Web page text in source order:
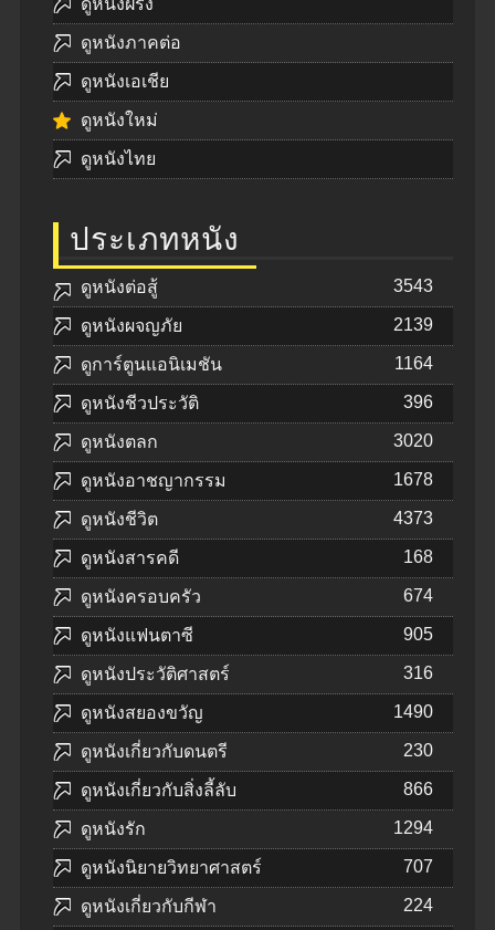
ดูหนังฝรั่ง
ดูหนังภาคต่อ
ดูหนังเอเชีย
ดูหนังใหม่
ดูหนังไทย
ประเภทหนัง
ดูหนังต่อสู้ 3543
ดูหนังผจญภัย 2139
ดูการ์ตูนแอนิเมชัน 1164
ดูหนังชีวประวัติ 396
ดูหนังตลก 3020
ดูหนังอาชญากรรม 1678
ดูหนังชีวิต 4373
ดูหนังสารคดี 168
ดูหนังครอบครัว 674
ดูหนังแฟนตาซี 905
ดูหนังประวัติศาสตร์ 316
ดูหนังสยองขวัญ 1490
ดูหนังเกี่ยวกับดนตรี 230
ดูหนังเกี่ยวกับสิ่งลี้ลับ 866
ดูหนังรัก 1294
ดูหนังนิยายวิทยาศาสตร์ 707
ดูหนังเกี่ยวกับกีฬา 224